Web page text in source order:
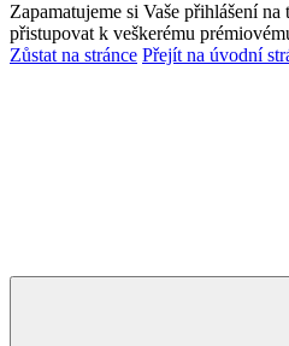
Zapamatujeme si Vaše přihlášení
přistupovat k veškerému
Zůstat na stránce Přejít na úvodní